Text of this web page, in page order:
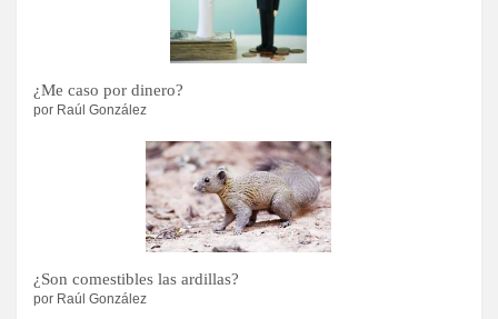
¿Me caso por dinero?
por Raúl González
¿Son comestibles las ardillas?
por Raúl González